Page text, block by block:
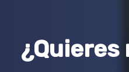
¿Quieres